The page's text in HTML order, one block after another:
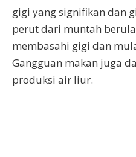
gigi yang signifikan dan
perut dari muntah
membasahi gigi dan
Gangguan makan juga
produksi air liur.